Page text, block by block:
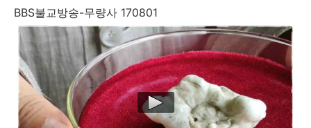
BBS불교방송-무량사 170801